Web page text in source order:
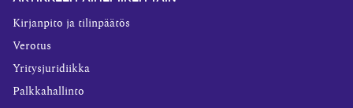
Kirjanpito ja tilinpäätös
Verotus
Yritysjuridiikka
Palkkahallinto